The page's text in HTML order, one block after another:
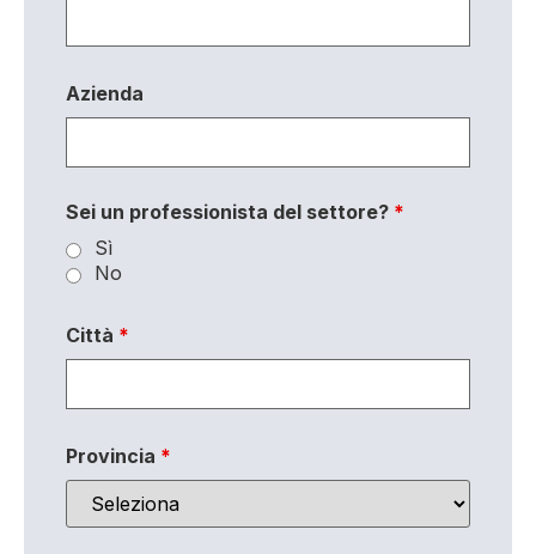
Azienda
Sei un professionista del settore? *
Sì
No
Città *
Provincia *